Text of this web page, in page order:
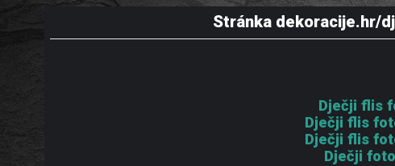
Stránka dekoracije.hr/
Dječji flis
Dječji flis
Dječji flis
Dječji